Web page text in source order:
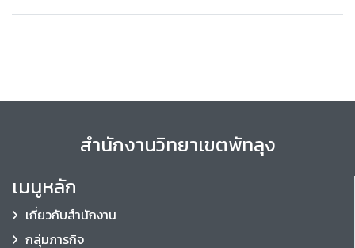
สำนักงานวิทยาเขตพัทลุง
เมนูหลัก
เกี่ยวกับสำนักงาน
กลุ่มภารกิจ